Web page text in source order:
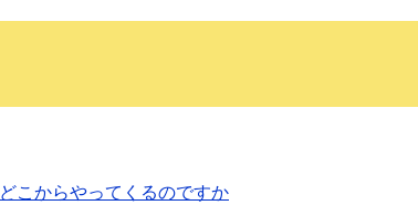
こからやってくるのですか